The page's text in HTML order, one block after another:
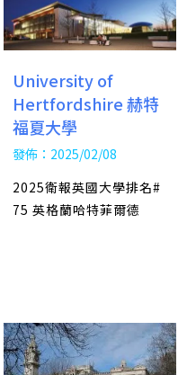
University of
Hertfordshire 赫特
福夏大學
發佈：2025/02/08
2025衛報英國大學排名#
75 英格蘭哈特菲爾德